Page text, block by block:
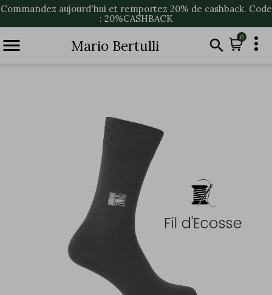
Commandez aujourd'hui et remportez 20% de cashback. Code
: 20%CASHBACK
 Mario Bertulli  0 